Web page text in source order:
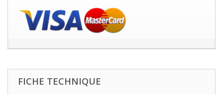
FICHE TECHNIQUE